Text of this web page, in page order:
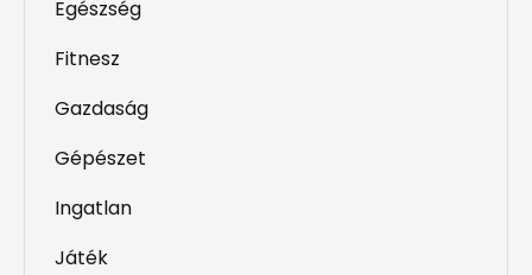
Egészség
Fitnesz
Gazdaság
Gépészet
Ingatlan
Játék